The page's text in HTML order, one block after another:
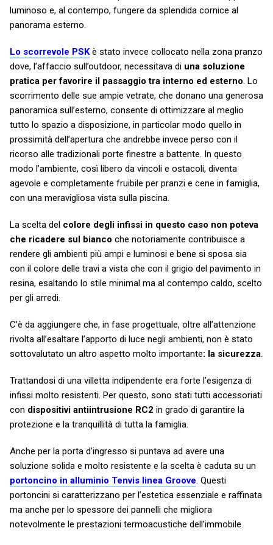
luminoso e, al contempo, fungere da splendida cornice al
panorama esterno.
Lo scorrevole PSKè stato invece collocato nella zona pranzo
dove, l’affaccio sull’outdoor, necessitava di una soluzione
pratica per favorire il passaggio tra interno ed esterno. Lo
scorrimento delle sue ampie vetrate, che donano una generosa
panoramica sull’esterno, consente di ottimizzare al meglio
tutto lo spazio a disposizione, in particolar modo quello in
prossimità dell’apertura che andrebbe invece perso con il
ricorso alle tradizionali porte finestre a battente. In questo
modo l’ambiente, così libero da vincoli e ostacoli, diventa
agevole e completamente fruibile per pranzi e cene in famiglia,
con una meravigliosa vista sulla piscina.
La scelta del colore degli infissi in questo caso non poteva
che ricadere sul bianco che notoriamente contribuisce a
rendere gli ambienti più ampi e luminosi e bene si sposa sia
con il colore delle travi a vista che con il grigio del pavimento in
resina, esaltando lo stile minimal ma al contempo caldo, scelto
per gli arredi.
C’è da aggiungere che, in fase progettuale, oltre all’attenzione
rivolta all’esaltare l’apporto di luce negli ambienti, non è stato
sottovalutato un altro aspetto molto importante: la sicurezza.
Trattandosi di una villetta indipendente era forte l’esigenza di
infissi molto resistenti. Per questo, sono stati tutti accessoriati
con dispositivi antiintrusione RC2 in grado di garantire la
protezione e la tranquillità di tutta la famiglia.
Anche per la porta d’ingresso si puntava ad avere una
soluzione solida e molto resistente e la scelta è caduta su un
portoncino in alluminio Tenvis linea Groove. Questi
portoncini si caratterizzano per l’estetica essenziale e raffinata
ma anche per lo spessore dei pannelli che migliora
notevolmente le prestazioni termoacustiche dell’immobile.